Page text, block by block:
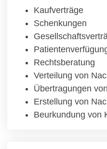
Kaufverträge
Schenkungen
Rechtsberatung
Verteilung von
Übertragungen
Erstellung von
Beurkundung von